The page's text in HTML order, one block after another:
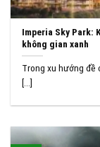
Imperia Sky Park:
không gian xanh
Trong xu hướng đề
[...]